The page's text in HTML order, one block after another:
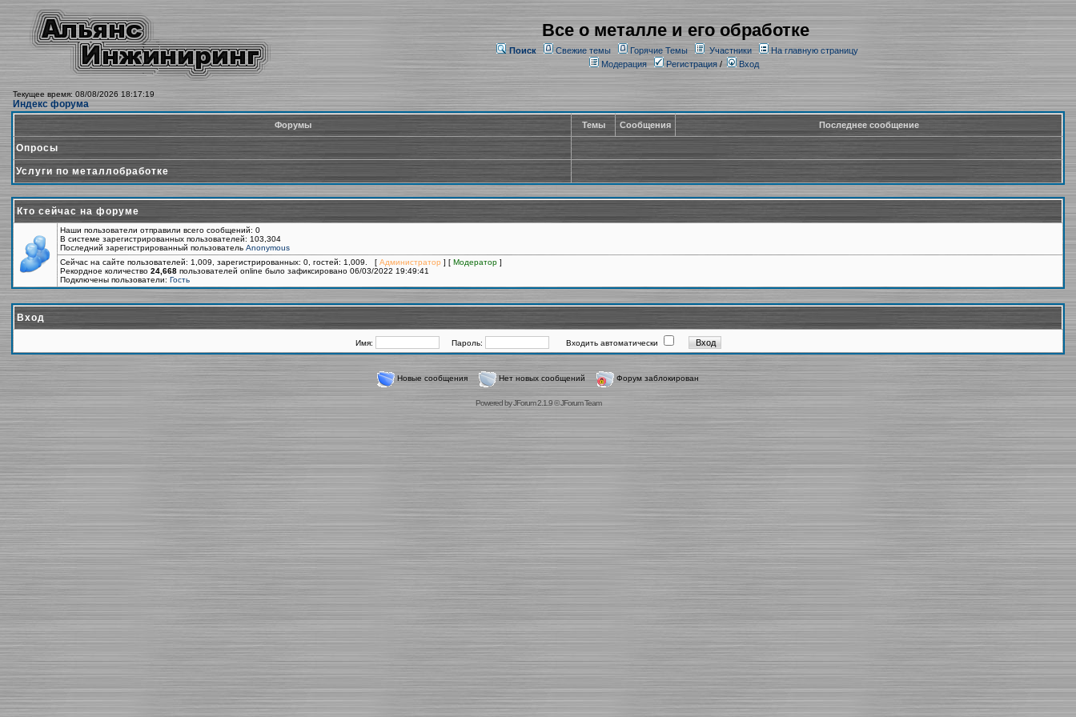
Все о металле и его обработке
Поиск Свежие темы Горячие Темы Участники
На главную страницу
Модерация
Регистрация/ Вход
Текущее время: 08/08/2026 18:17:19
Индекс форума
Форумы Темы Сообщения Последнее сообщение
Опросы
Услуги по металлобработке
Кто сейчас на форуме
Наши пользователи отправили всего сообщений: 0
В системе зарегистрированных пользователей: 103,304
Последний зарегистрированный пользователь Anonymous
Сейчас на сайте пользователей: 1,009, зарегистрированных: 0, гостей: 1,009. [ Администратор ] [ Модератор ]
Рекордное количество 24,668 пользователей online было зафиксировано 06/03/2022 19:49:41
Подключены пользователи: Гость
Вход
Имя: Пароль: Входить автоматически
Новые сообщения Нет новых сообщений Форум заблокирован
Powered byJForum 2.1.9©JForum Team